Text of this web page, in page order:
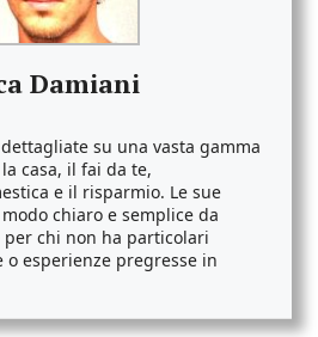
Damiani
su una vasta gamma
casa, il fai da te,
e il risparmio. Le sue
chiaro e semplice da
chi non ha particolari
o esperienze pregresse in